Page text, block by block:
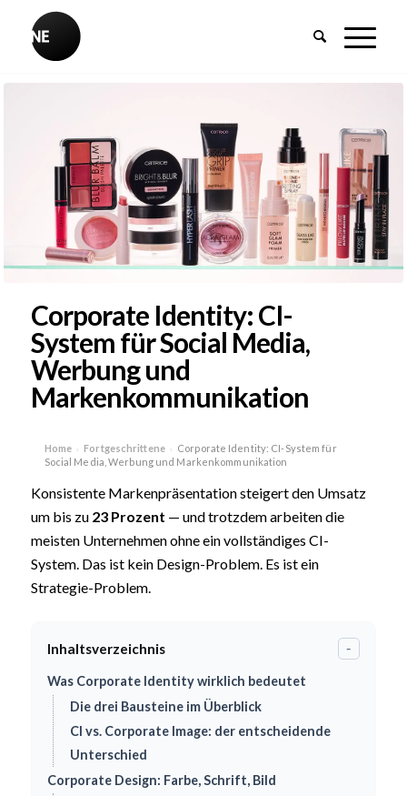
Corporate Identity: CI-
System für Social Media,
Werbung und
Markenkommunikation
Home › Fortgeschrittene › Corporate Identity: CI-System für
Social Media, Werbung und Markenkommunikation
Konsistente Markenpräsentation steigert den Umsatz
um bis zu 23 Prozent — und trotzdem arbeiten die
meisten Unternehmen ohne ein vollständiges CI-
System. Das ist kein Design-Problem. Es ist ein
Strategie-Problem.
Inhaltsverzeichnis -
Was Corporate Identity wirklich bedeutet
Die drei Bausteine im Überblick
CI vs. Corporate Image: der entscheidende
Unterschied
Corporate Design: Farbe, Schrift, Bild